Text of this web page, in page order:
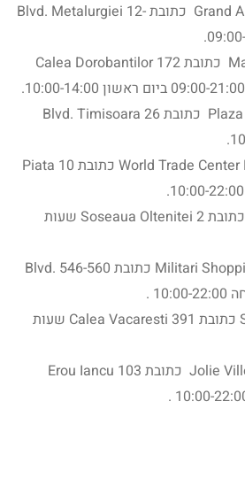
מרכז הקניות Grand Arena Mall כתובת Blvd. Metalurgiei 12-
מרכז הקניות Mario Plaza כתובת 172 Calea Dorobantilor
מרכז הקניות Plaza Romania כתובת 26 Blvd. Timisoara
מרכז הקניות World Trade Center Bucharest כתובת 10 Piata
מרכז הקניות City Mall כתובת 2 Soseaua Oltenitei שעות
מרכז הקניות Militari Shopping Center כתובת 546-560 Blvd.
מרכז הקניות Sun Plaza כתובת 391 Calea Vacaresti שעות
מרכז הקניות Jolie Ville Galleria כתובת 103 Erou Iancu